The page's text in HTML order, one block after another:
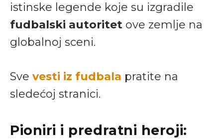
istinske legende koje su izgradile
fudbalski autoritet ove zemlje na
globalnoj sceni.
Sve vesti iz fudbala pratite na
sledećoj stranici.
Pioniri i predratni heroji: